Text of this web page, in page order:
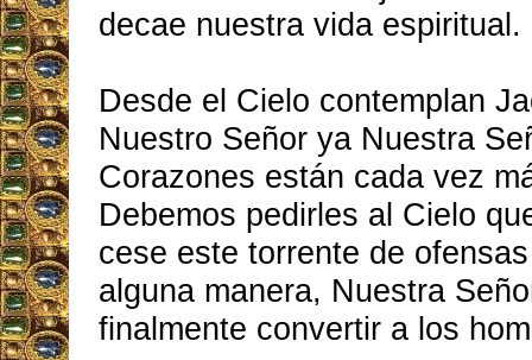
decae nuestra vida espiritual.
Desde el Cielo contemplan
Nuestro Señor ya Nuestra
Corazones están cada vez
Debemos pedirles al Cielo
cese este torrente de
alguna manera, Nuestra
finalmente convertir a los